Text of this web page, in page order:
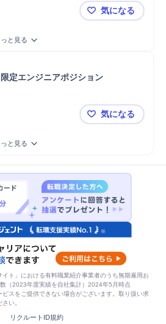
最先端技術
気になる
っと見る
定エンジニアポジション
最先端技術
気になる
っと見る
ト」における有料職業紹介事業者のうち無期雇用お
（2023年度実績を自社集計）2024年5月時点
スをご提供できない場合がございます。取り扱い求
い。
リクルートID規約